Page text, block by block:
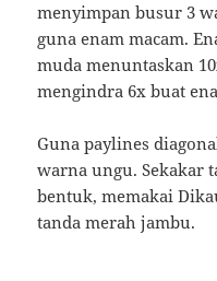
menyimpan busur 3
guna enam macam.
muda menuntaskan
mengindra 6x buat
Guna paylines
warna ungu. Sekakar
bentuk, memakai
tanda merah jambu.